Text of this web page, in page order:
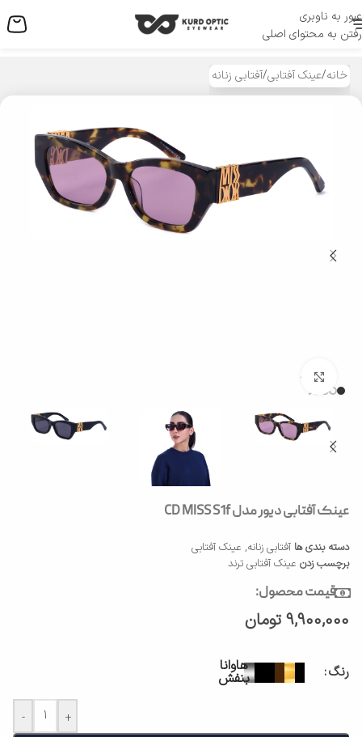
عبور به ناوبری
رفتن به محتوای اصلی
منو
خانه/عینک آفتابی/آفتابی زنانه
بزرگنمایی تصویر
عینک آفتابی دیور مدل CD MISS S1f
دسته بندی ها آفتابی زنانه, عینک آفتابی
برچسب زدن عینک آفتابی ترند
قیمت محصول:
9,900,000 تومان
رنگ هاوانا
بنفش
- +